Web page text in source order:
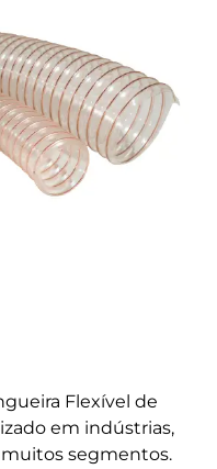
Flexível de
em indústrias,
segmentos.